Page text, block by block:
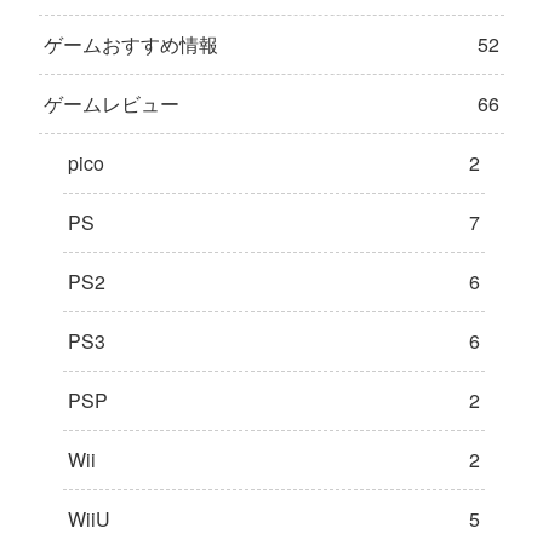
ゲームおすすめ情報 52
ゲームレビュー 66
pico 2
PS 7
PS2 6
PS3 6
PSP 2
Wii 2
WiiU 5